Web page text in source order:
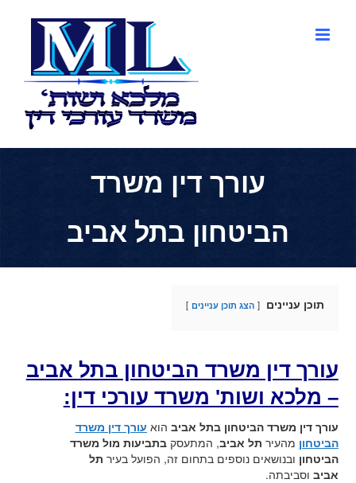
עורך דין משרד
הביטחון בתל אביב
תוכן עניינים הצג תוכן עניינים
עורך דין משרד הביטחון בתל אביב
– מלכא ושות' משרד עורכי דין:
עורך דין משרד הביטחון בתל אביב הוא עורך דין משרד
הביטחון מהעיר תל אביב, המתעסק בתביעות מול משרד
הביטחון ובנושאים נוספים בתחום זה, הפועל בעיר תל
אביב וסביבתה.